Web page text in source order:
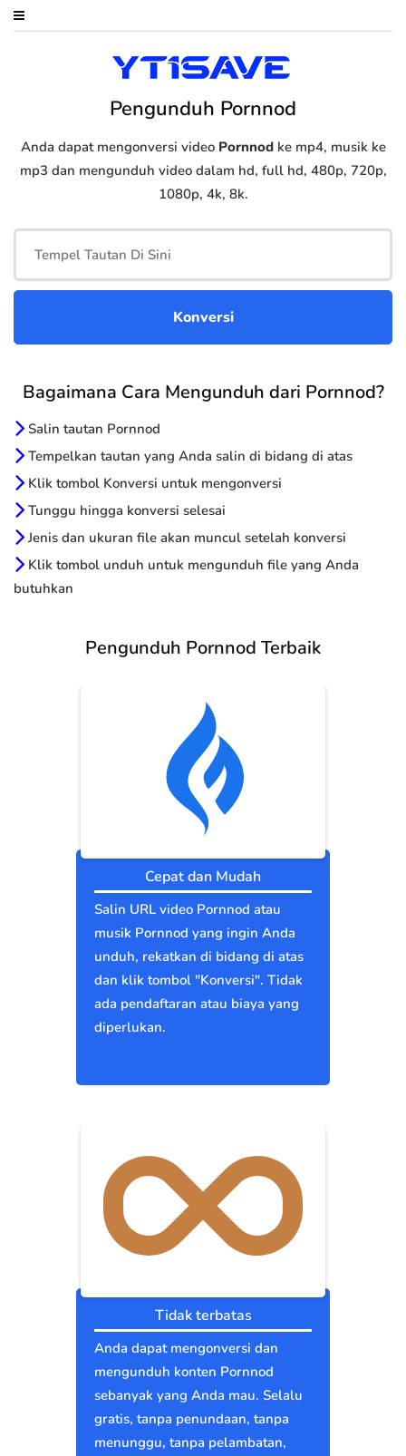
Pengunduh Pornnod
Anda dapat mengonversi video Pornnodke mp4, musik ke
mp3 dan mengunduh video dalam hd, full hd, 480p, 720p,
1080p, 4k, 8k.
Bagaimana Cara Mengunduh dari Pornnod?
Salin tautan Pornnod
Tempelkan tautan yang Anda salin di bidang di atas
Klik tombol Konversi untuk mengonversi
Tunggu hingga konversi selesai
Jenis dan ukuran file akan muncul setelah konversi
Klik tombol unduh untuk mengunduh file yang Anda
butuhkan
Pengunduh Pornnod Terbaik
Cepat dan Mudah
Salin URL video Pornnod atau
musik Pornnod yang ingin Anda
unduh, rekatkan di bidang di atas
dan klik tombol "Konversi". Tidak
ada pendaftaran atau biaya yang
diperlukan.
Tidak terbatas
Anda dapat mengonversi dan
mengunduh konten Pornnod
sebanyak yang Anda mau. Selalu
gratis, tanpa penundaan, tanpa
menunggu, tanpa pelambatan,